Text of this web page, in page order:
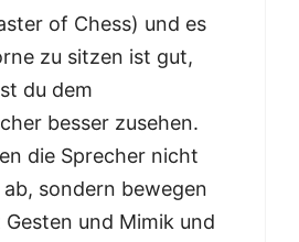
of Chess) und es
zu sitzen ist gut,
du dem
besser zusehen.
die Sprecher nicht
sondern bewegen
und Mimik und